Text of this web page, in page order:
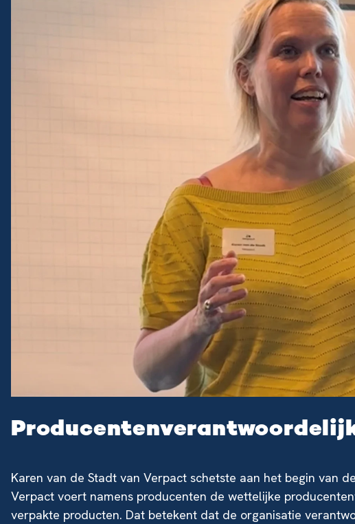
Karen van de Stadt van Verpact schetste aan het begin van
Verpact voert namens producenten de wettelijke
verpakte producten. Dat betekent dat de organisatie